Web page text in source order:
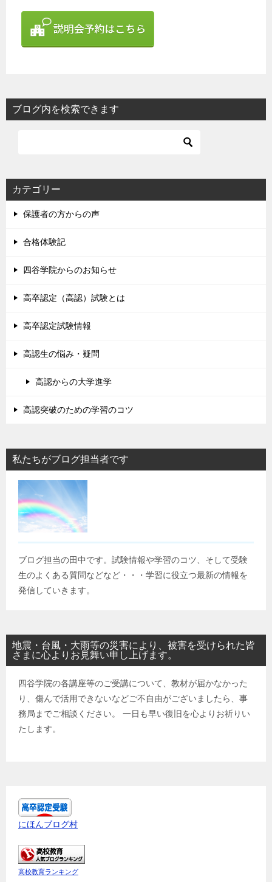
ブログ内を検索できます
カテゴリー
保護者の方からの声
合格体験記
四谷学院からのお知らせ
高卒認定（高認）試験とは
高卒認定試験情報
高認生の悩み・疑問
高認からの大学進学
高認突破のための学習のコツ
私たちがブログ担当者です
ブログ担当の田中です。試験情報や学習のコツ、そして受験
生のよくある質問などなど・・・学習に役立つ最新の情報を
発信していきます。
地震・台風・大雨等の災害により、被害を受けられた皆
さまに心よりお見舞い申し上げます。
四谷学院の各講座等のご受講について、教材が届かなかった
り、傷んで活用できないなどご不自由がございましたら、事
務局までご相談ください。 一日も早い復旧を心よりお祈りい
たします。
にほんブログ村
高校教育ランキング